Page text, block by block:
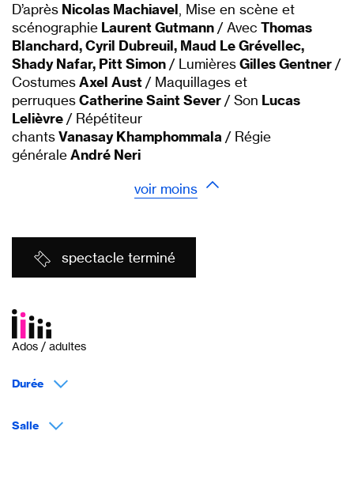
D’après Nicolas Machiavel, Mise en scène et
scénographie Laurent Gutmann/ Avec Thomas
Blanchard, Cyril Dubreuil, Maud Le Grévellec,
Shady Nafar, Pitt Simon/ LumièresGilles Gentner/
CostumesAxel Aust/ Maquillages et
perruquesCatherine Saint Sever/ Son Lucas
Lelièvre/ Répétiteur
chantsVanasay Khamphommala/ Régie
généraleAndré Neri
voir moins
spectacle terminé
Ados / adultes
Durée
Salle